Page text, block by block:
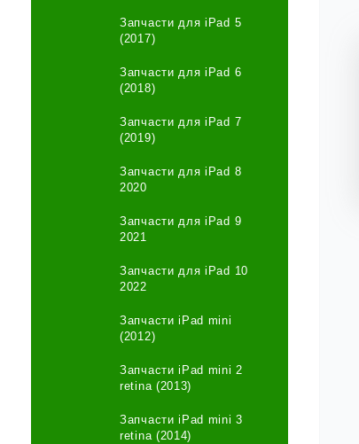
Запчасти для iPad 5
(2017)
Запчасти для iPad 6
(2018)
Запчасти для iPad 7
(2019)
Запчасти для iPad 8
2020
Запчасти для iPad 9
2021
Запчасти для iPad 10
2022
Запчасти iPad mini
(2012)
Запчасти iPad mini 2
retina (2013)
Запчасти iPad mini 3
retina (2014)